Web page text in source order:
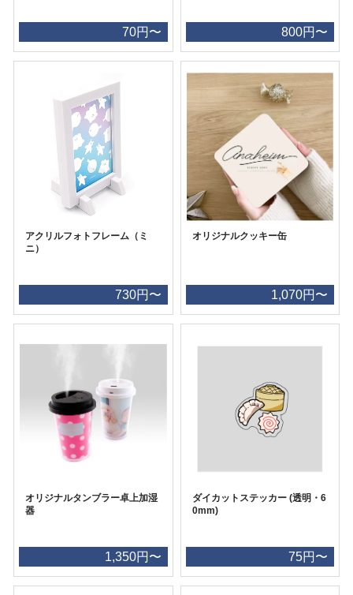
70円〜 800円〜
アクリルフォトフレーム（ミ
ニ）
730円〜
オリジナルクッキー缶
1,070円〜
オリジナルタンブラー卓上加湿
器
1,350円〜
ダイカットステッカー (透明・6
0mm)
75円〜